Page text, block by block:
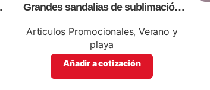
Grandes sandalias de sublimación
logos o información de tu empresa
Articulos Promocionales,Verano y
playa
Añadir a cotización